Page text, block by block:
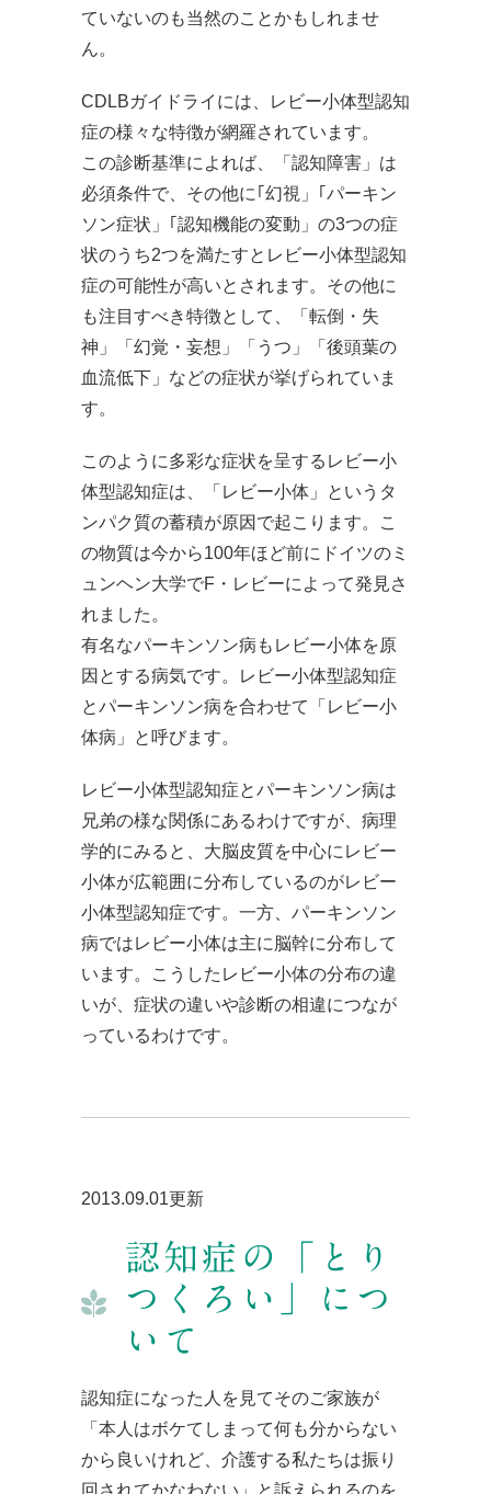
ていないのも当然のことかもしれませ
ん。
CDLBガイドライには、レビー小体型認知
症の様々な特徴が網羅されています。
この診断基準によれば、「認知障害」は
必須条件で、その他に｢幻視」｢パーキン
ソン症状」｢認知機能の変動」の3つの症
状のうち2つを満たすとレビー小体型認知
症の可能性が高いとされます。その他に
も注目すべき特徴として、「転倒・失
神」「幻覚・妄想」「うつ」「後頭葉の
血流低下」などの症状が挙げられていま
す。
このように多彩な症状を呈するレビー小
体型認知症は、「レビー小体」というタ
ンパク質の蓄積が原因で起こります。こ
の物質は今から100年ほど前にドイツのミ
ュンヘン大学でF・レビーによって発見さ
れました。
有名なパーキンソン病もレビー小体を原
因とする病気です。レビー小体型認知症
とパーキンソン病を合わせて「レビー小
体病」と呼びます。
レビー小体型認知症とパーキンソン病は
兄弟の様な関係にあるわけですが、病理
学的にみると、大脳皮質を中心にレビー
小体が広範囲に分布しているのがレビー
小体型認知症です。一方、パーキンソン
病ではレビー小体は主に脳幹に分布して
います。こうしたレビー小体の分布の違
いが、症状の違いや診断の相違につなが
っているわけです。
2013.09.01更新
認知症の「とり
つくろい」につ
いて
認知症になった人を見てそのご家族が
「本人はボケてしまって何も分からない
から良いけれど、介護する私たちは振り